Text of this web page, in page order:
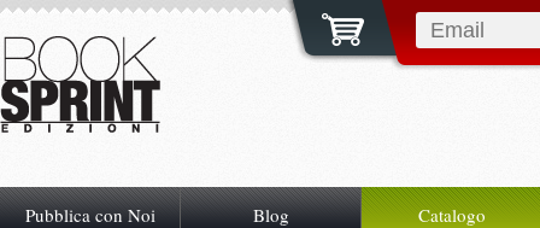
Pubblica con Noi Blog Catalogo